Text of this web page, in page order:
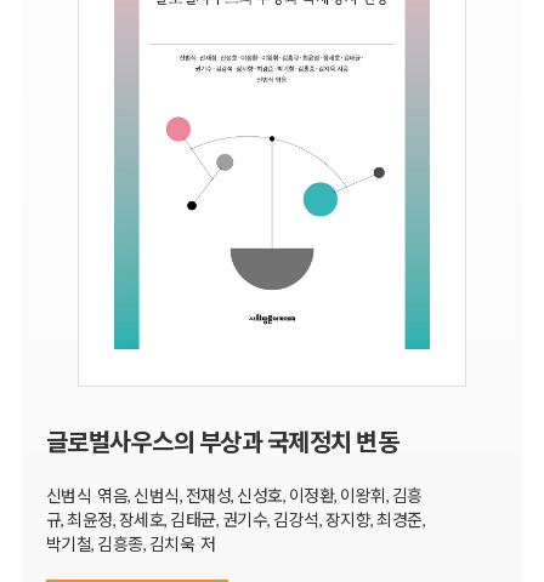
글로벌사우스의 부상과 국제정치 변동
신범식 엮음, 신범식, 전재성, 신성호, 이정환, 이왕휘, 김흥
규, 최윤정, 장세호, 김태균, 권기수, 김강석, 장지향, 최경준,
박기철, 김흥종, 김치욱 저